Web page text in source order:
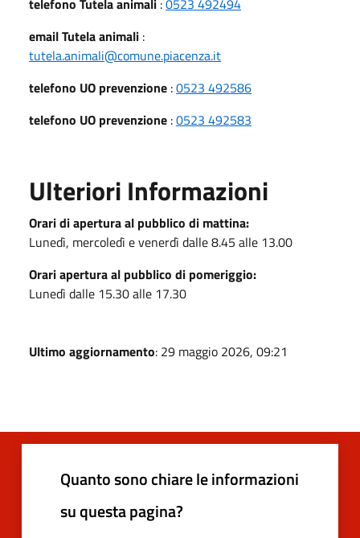
email Tutela animali :
tutela.animali@comune.piacenza.it
telefono UO prevenzione :0523 492586
telefono UO prevenzione :0523 492583
Ulteriori Informazioni
Orari di apertura al pubblico di mattina:
Lunedì, mercoledì e venerdì dalle 8.45 alle 13.00
Orari apertura al pubblico di pomeriggio:
Lunedì dalle 15.30 alle 17.30
Ultimo aggiornamento: 29 maggio 2026, 09:21
Quanto sono chiare le informazioni
su questa pagina?